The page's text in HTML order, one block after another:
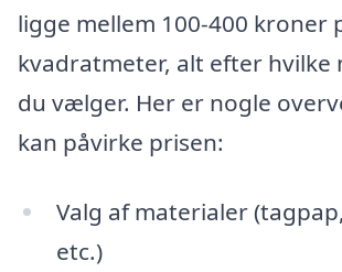
ligge mellem 100-400 kroner
kvadratmeter, alt efter hvilke
du vælger. Her er nogle
kan påvirke prisen:
Valg af materialer
etc.)